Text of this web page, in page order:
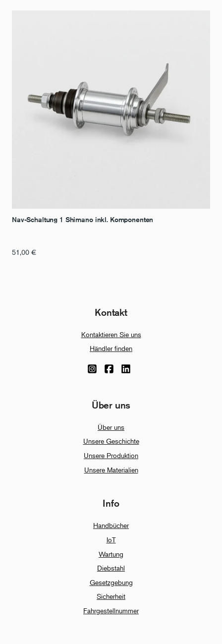
Nav-Schaltung 1 Shimano inkl. Komponenten
51,00 €
Kontakt
Kontaktieren Sie uns
Händler finden
Über uns
Über uns
Unsere Geschichte
Unsere Produktion
Unsere Materialien
Info
Handbücher
IoT
Wartung
Diebstahl
Gesetzgebung
Sicherheit
Fahrgestellnummer